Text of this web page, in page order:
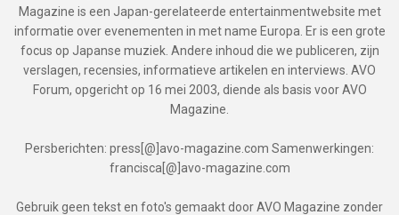
Magazine is een Japan-gerelateerde entertainmentwebsite met
informatie over evenementen in met name Europa. Er is een grote
focus op Japanse muziek. Andere inhoud die we publiceren, zijn
verslagen, recensies, informatieve artikelen en interviews. AVO
Forum, opgericht op 16 mei 2003, diende als basis voor AVO
Magazine.
Persberichten: press[@]avo-magazine.com Samenwerkingen:
francisca[@]avo-magazine.com
Gebruik geen tekst en foto's gemaakt door AVO Magazine zonder